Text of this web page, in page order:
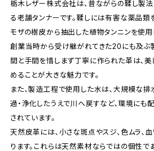
栃木レザー株式会社は、昔ながらの鞣し製
る老舗タンナーです。鞣しには有害な薬品類
モザの樹皮から抽出した植物タンニンを使用
創業当時から受け継がれてきた20にも及ぶ
間と手間を惜しまず丁寧に作られた革は、
めることが大きな魅力です。
また、製造工程で使用した水は、大規模な
過・浄化したうえで川へ戻すなど、環境にも
されています。
天然皮革には、小さな斑点やスジ、色ムラ、
ります。これらは天然素材ならではの個性で